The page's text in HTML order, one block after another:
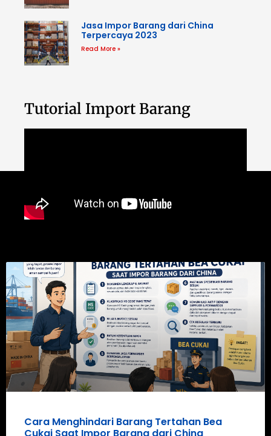
Jasa Impor Barang dari China
Terpercaya 2023
Read More »
Tutorial Import Barang
Cara Menghindari Barang Tertahan Bea
Cukai Saat Impor Barang dari China